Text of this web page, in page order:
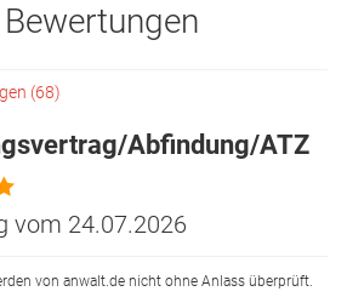
(68)
Abfindung/ATZ
vom 24.07.2026
von anwalt.de nicht ohne Anlass überprüft.